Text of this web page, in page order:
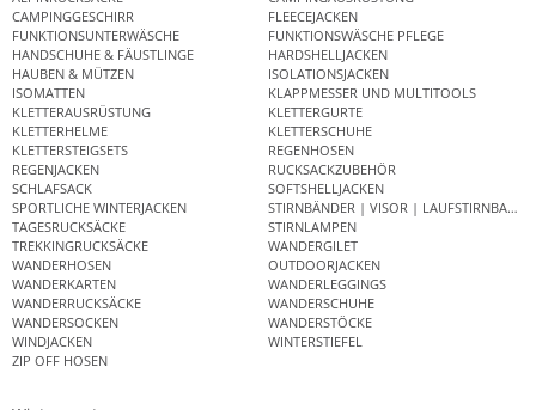
CAMPINGGESCHIRR
FLEECEJACKEN
FUNKTIONSUNTERWÄSCHE
FUNKTIONSWÄSCHE PFLEGE
HANDSCHUHE & FÄUSTLINGE
HARDSHELLJACKEN
HAUBEN & MÜTZEN
ISOLATIONSJACKEN
ISOMATTEN
KLAPPMESSER UND MULTITOOLS
KLETTERAUSRÜSTUNG
KLETTERGURTE
KLETTERHELME
KLETTERSCHUHE
KLETTERSTEIGSETS
REGENHOSEN
REGENJACKEN
RUCKSACKZUBEHÖR
SCHLAFSACK
SOFTSHELLJACKEN
SPORTLICHE WINTERJACKEN
STIRNBÄNDER | VISOR | LAUFSTIRNBAND
TAGESRUCKSÄCKE
STIRNLAMPEN
TREKKINGRUCKSÄCKE
WANDERGILET
WANDERHOSEN
OUTDOORJACKEN
WANDERKARTEN
WANDERLEGGINGS
WANDERRUCKSÄCKE
WANDERSCHUHE
WANDERSOCKEN
WANDERSTÖCKE
WINDJACKEN
WINTERSTIEFEL
ZIP OFF HOSEN